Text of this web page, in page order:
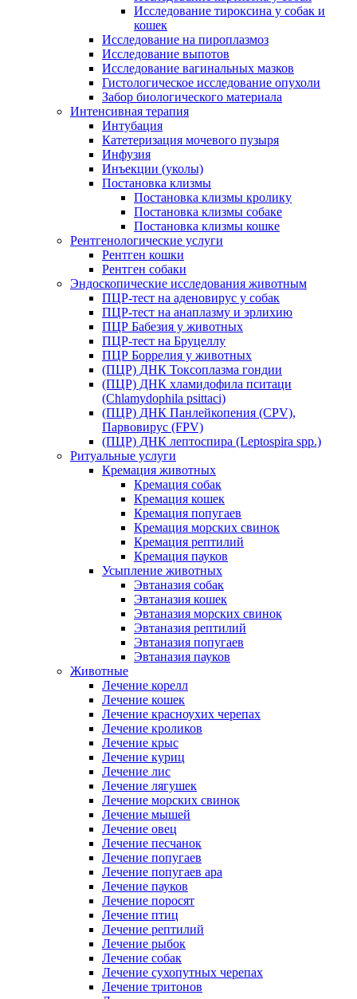
Исследование тироксина у собак и
кошек
Исследование на пироплазмоз
Исследование выпотов
Исследование вагинальных мазков
Гистологическое исследование опухоли
Забор биологического материала
Интенсивная терапия
Интубация
Катетеризация мочевого пузыря
Инфузия
Инъекции (уколы)
Постановка клизмы
Постановка клизмы кролику
Постановка клизмы собаке
Постановка клизмы кошке
Рентгенологические услуги
Рентген кошки
Рентген собаки
Эндоскопические исследования животным
ПЦР-тест на аденовирус у собак
ПЦР-тест на анаплазму и эрлихию
ПЦР Бабезия у животных
ПЦР-тест на Бруцеллу
ПЦР Боррелия у животных
(ПЦР) ДНК Токсоплазма гондии
(ПЦР) ДНК хламидофила пситаци
(Chlamydophila psittaci)
(ПЦР) ДНК Панлейкопения (CPV),
Парвовирус (FPV)
(ПЦР) ДНК лептоспира (Leptospira spp.)
Ритуальные услуги
Кремация животных
Кремация собак
Кремация кошек
Кремация попугаев
Кремация морских свинок
Кремация рептилий
Кремация пауков
Усыпление животных
Эвтаназия собак
Эвтаназия кошек
Эвтаназия морских свинок
Эвтаназия рептилий
Эвтаназия попугаев
Эвтаназия пауков
Животные
Лечение корелл
Лечение кошек
Лечение красноухих черепах
Лечение кроликов
Лечение крыс
Лечение куриц
Лечение лис
Лечение лягушек
Лечение морских свинок
Лечение мышей
Лечение овец
Лечение песчанок
Лечение попугаев
Лечение попугаев ара
Лечение пауков
Лечение поросят
Лечение птиц
Лечение рептилий
Лечение рыбок
Лечение собак
Лечение сухопутных черепах
Лечение тритонов